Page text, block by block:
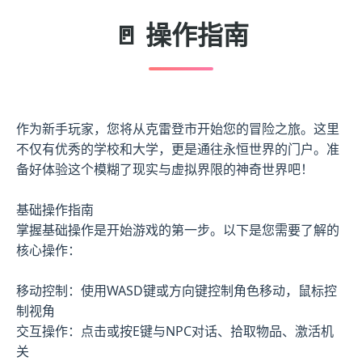
🚪 操作指南
作为新手玩家，您将从克雷登市开始您的冒险之旅。这里
不仅有优秀的学校和大学，更是通往永恒世界的门户。准
备好体验这个模糊了现实与虚拟界限的神奇世界吧！
基础操作指南
掌握基础操作是开始游戏的第一步。以下是您需要了解的
核心操作：
移动控制：使用WASD键或方向键控制角色移动，鼠标控
制视角
交互操作：点击或按E键与NPC对话、拾取物品、激活机
关